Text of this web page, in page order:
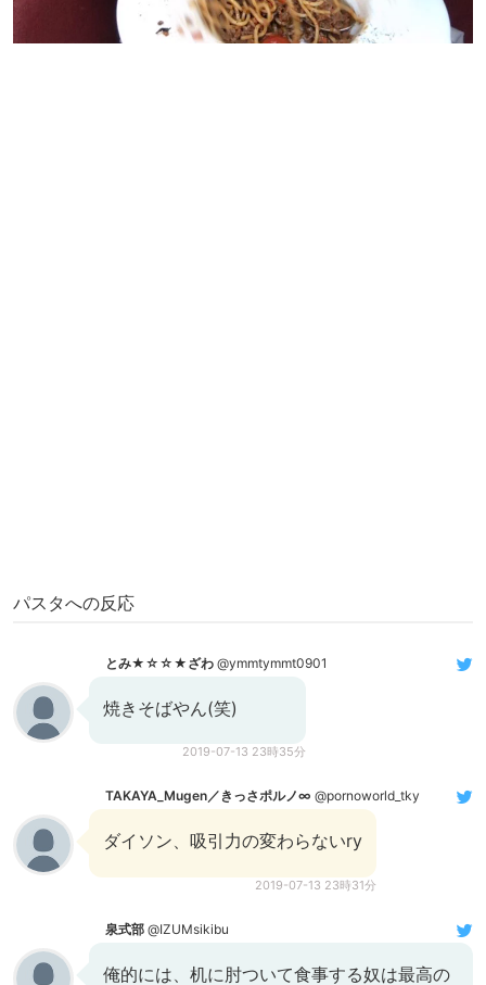
パスタへの反応
とみ★☆☆★ざわ @ymmtymmt0901
焼きそばやん(笑)
2019-07-13 23時35分
TAKAYA_Mugen／きっさポルノ∞ @pornoworld_tky
ダイソン、吸引力の変わらないry
2019-07-13 23時31分
泉式部 @IZUMsikibu
俺的には、机に肘ついて食事する奴は最高の